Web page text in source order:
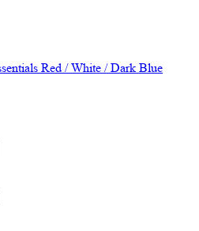
Red / White / Dark Blue